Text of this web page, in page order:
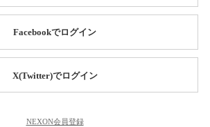
Facebookでログイン
X(Twitter)でログイン
NEXON会員登録